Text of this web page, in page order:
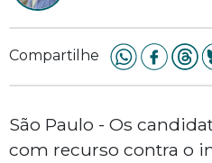
Compartilhe
São Paulo - Os
com recurso contra o